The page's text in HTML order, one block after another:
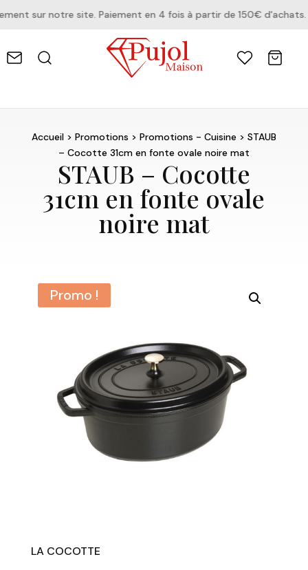
sur notre site. Paiement en 4 fois à partir de 150€ d'achats.
Accueil> Promotions > Promotions - Cuisine> STAUB
– Cocotte 31cm en fonte ovale noire mat
STAUB – Cocotte
31cm en fonte ovale
noire mat
Promo !
LA COCOTTE